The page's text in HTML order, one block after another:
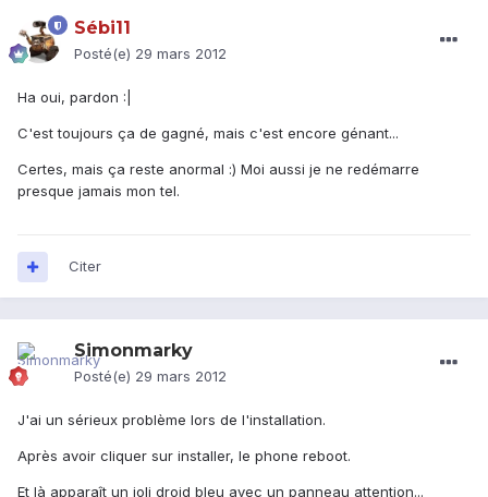
Sébi11
Posté(e) 29 mars 2012
Ha oui, pardon :|
C'est toujours ça de gagné, mais c'est encore génant...
Certes, mais ça reste anormal :) Moi aussi je ne redémarre
presque jamais mon tel.
Citer
Simonmarky
Posté(e) 29 mars 2012
J'ai un sérieux problème lors de l'installation.
Après avoir cliquer sur installer, le phone reboot.
Et là apparaît un joli droid bleu avec un panneau attention...